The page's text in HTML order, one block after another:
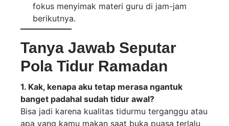
fokus menyimak materi guru di jam-jam
berikutnya.
Tanya Jawab Seputar
Pola Tidur Ramadan
1. Kak, kenapa aku tetap merasa ngantuk
banget padahal sudah tidur awal?
Bisa jadi karena kualitas tidurmu terganggu atau
apa yang kamu makan saat buka puasa terlalu